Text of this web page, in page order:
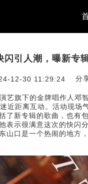
闪引人潮，曝新专
12-30 11:29:24 分
旗下的金牌唱作人邓
距离互动。活动现场
了新专辑的歌曲，也有
表示很满意这次的快闪
山口是一个热闹的地方